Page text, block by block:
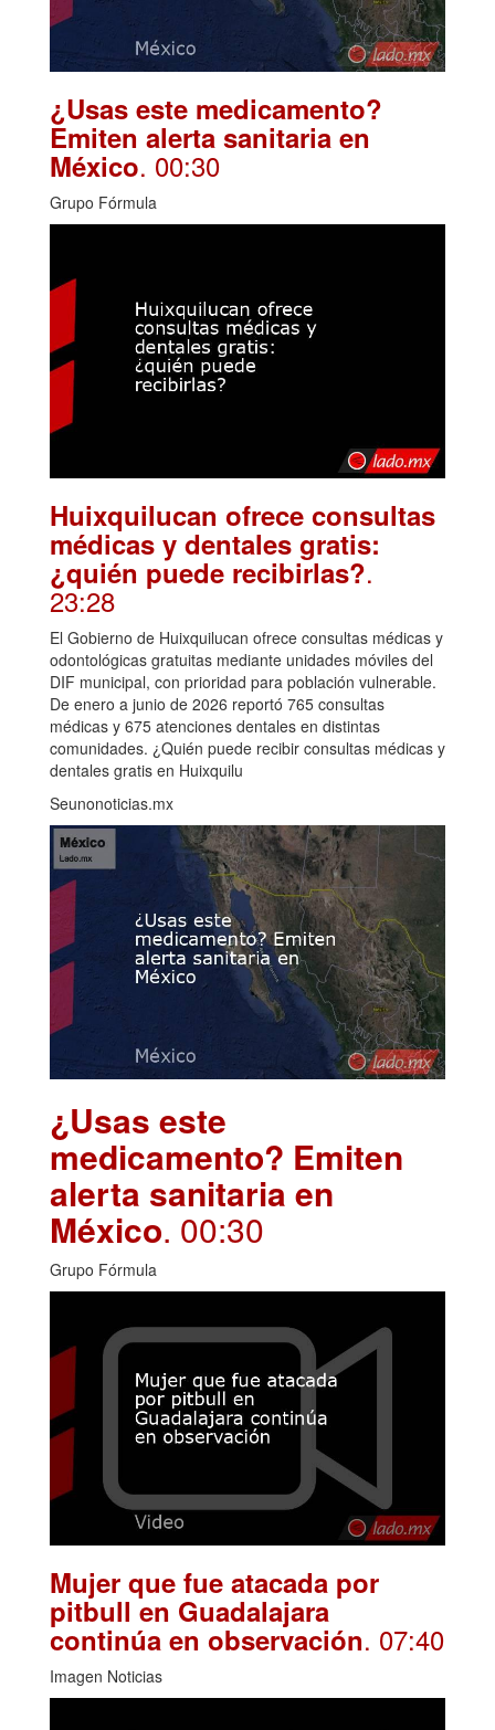
¿Usas este medicamento?
Emiten alerta sanitaria en
México. 00:30
Grupo Fórmula
Huixquilucan ofrece consultas
médicas y dentales gratis:
¿quién puede recibirlas?.
23:28
El Gobierno de Huixquilucan ofrece consultas médicas y
odontológicas gratuitas mediante unidades móviles del
DIF municipal, con prioridad para población vulnerable.
De enero a junio de 2026 reportó 765 consultas
médicas y 675 atenciones dentales en distintas
comunidades. ¿Quién puede recibir consultas médicas y
dentales gratis en Huixquilu
Seunonoticias.mx
¿Usas este
medicamento? Emiten
alerta sanitaria en
México. 00:30
Grupo Fórmula
Mujer que fue atacada por
pitbull en Guadalajara
continúa en observación. 07:40
Imagen Noticias